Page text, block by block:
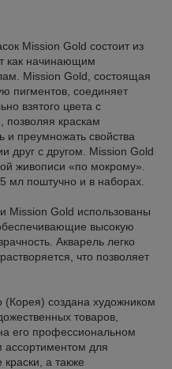
Mission Gold состоит из
как начинающим
Mission Gold, состоящая
пигментов, соединяет
взятого цвета с
краскам
и преумножать свойства
друг с другом. Mission Gold
живописи «по мокрому».
мл поштучно и в наборах.
Mission Gold использованы
высокую
Акварель легко
что позволяет
(Корея) создана художником
товаров,
его профессиональном
ассортиментом для
а также